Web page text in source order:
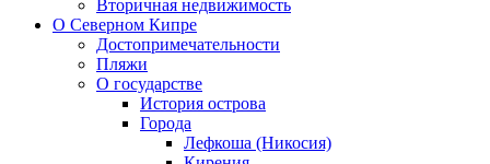
Вторичная недвижимость
О Северном Кипре
Достопримечательности
Пляжи
О государстве
История острова
Города
Лефкоша (Никосия)